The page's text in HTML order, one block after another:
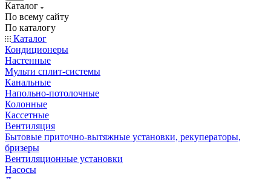
Каталог
По всему сайту
По каталогу
Каталог
Кондиционеры
Настенные
Мульти сплит-системы
Канальные
Напольно-потолочные
Колонные
Кассетные
Вентиляция
Бытовые приточно-вытяжные установки, рекуператоры,
бризеры
Вентиляционные установки
Насосы